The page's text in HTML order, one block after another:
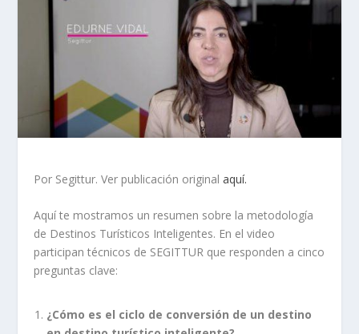
Por Segittur. Ver publicación originalaquí.
Aquí te mostramos un resumen sobre la metodología
de Destinos Turísticos Inteligentes. En el video
participan técnicos de SEGITTUR que responden a cinco
preguntas clave:
¿Cómo es el ciclo de conversión de un destino